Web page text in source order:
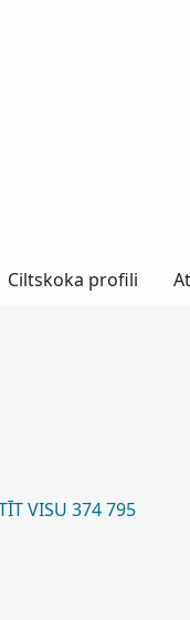
Ciltskoka profili
VISU 374 795